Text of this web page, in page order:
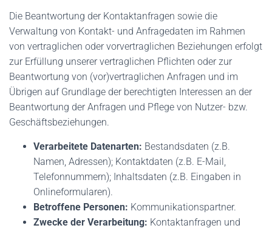
Die Beantwortung der Kontaktanfragen sowie die
Verwaltung von Kontakt- und Anfragedaten im Rahmen
von vertraglichen oder vorvertraglichen Beziehungen erfolgt
zur Erfüllung unserer vertraglichen Pflichten oder zur
Beantwortung von (vor)vertraglichen Anfragen und im
Übrigen auf Grundlage der berechtigten Interessen an der
Beantwortung der Anfragen und Pflege von Nutzer- bzw.
Geschäftsbeziehungen.
Verarbeitete Datenarten: Bestandsdaten (z.B.
Namen, Adressen); Kontaktdaten (z.B. E-Mail,
Telefonnummern); Inhaltsdaten (z.B. Eingaben in
Onlineformularen).
Betroffene Personen: Kommunikationspartner.
Zwecke der Verarbeitung: Kontaktanfragen und